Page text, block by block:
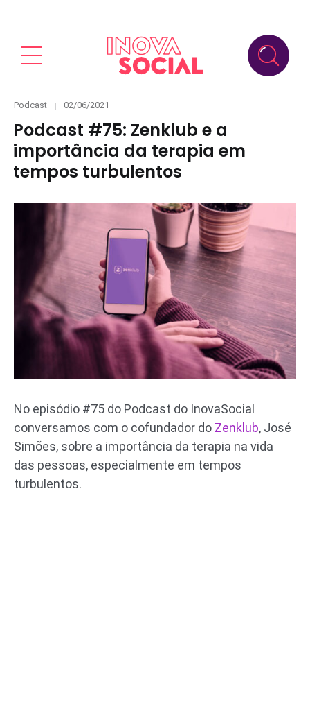
Categories
Podcast
Posted
02/06/2021
Podcast #75: Zenklub e a
importância da terapia em
tempos turbulentos
No episódio #75 do Podcast do InovaSocial
conversamos com o cofundador do Zenklub, José
Simões, sobre a importância da terapia na vida
das pessoas, especialmente em tempos
turbulentos.